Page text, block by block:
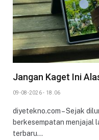
Jangan Kaget Ini
09-08-2026 - 18.06
diyetekno.com – Sejak
berkesempatan menjajal
terbaru…